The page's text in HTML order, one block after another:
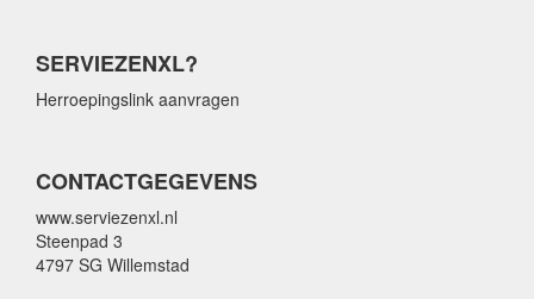
SERVIEZENXL?
Herroepingslink aanvragen
CONTACTGEGEVENS
www.serviezenxl.nl
Steenpad 3
4797 SG Willemstad